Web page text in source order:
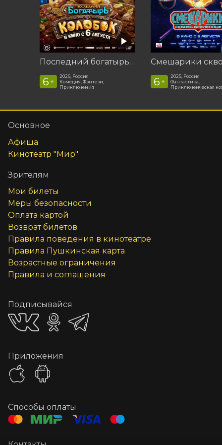
Последний богатырь. Колобок
6 +
2026, Россия
Комедия, Фэнтези,
Приключения
6 +
2025, Россия
Фантастика,
Приключенческая
Основное
Афиша
Кинотеатр "Мир"
Зрителям
Мои билеты
Меры безопасности
Оплата картой
Возврат билетов
Правила поведения в кинотеатре
Правила Пушкинская карта
Возрастные ограничения
Правила и соглашения
Подписывайся
Приложения
Способы оплаты